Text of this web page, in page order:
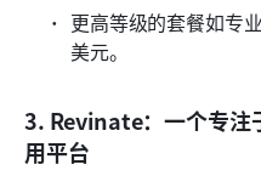
更高等级的套餐如专
美元。
3. Revinate：一个专注
用平台